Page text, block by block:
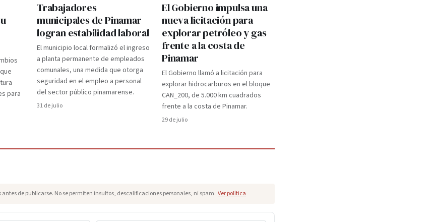
para
Trabajadores
municipales de Pinamar
logran estabilidad laboral
El municipio local formalizó el ingreso
a planta permanente de empleados
comunales, una medida que otorga
seguridad en el empleo a personal
del sector público pinamarense.
31 de julio
El Gobierno impulsa una
nueva licitación para
explorar petróleo y gas
frente a la costa de
Pinamar
El Gobierno llamó a licitación para
explorar hidrocarburos en el bloque
CAN_200, de 5.000 km cuadrados
frente a la costa de Pinamar.
29 de julio
de publicarse. No se permiten insultos, descalificaciones personales, ni spam. Ver política